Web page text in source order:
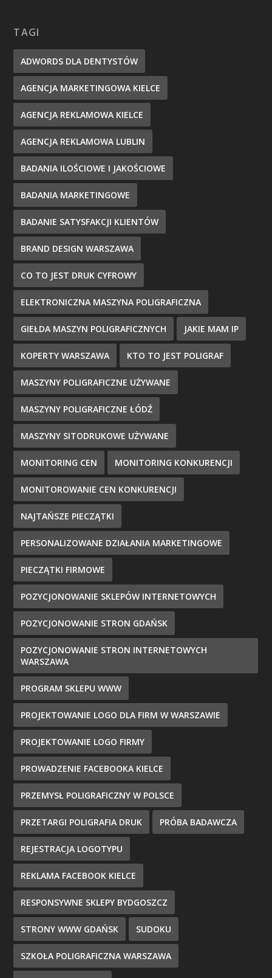
TAGI
ADWORDS DLA DENTYSTÓW
AGENCJA MARKETINGOWA KIELCE
AGENCJA REKLAMOWA KIELCE
AGENCJA REKLAMOWA LUBLIN
BADANIA ILOŚCIOWE I JAKOŚCIOWE
BADANIA MARKETINGOWE
BADANIE SATYSFAKCJI KLIENTÓW
BRAND DESIGN WARSZAWA
CO TO JEST DRUK CYFROWY
ELEKTRONICZNA MASZYNA POLIGRAFICZNA
GIEŁDA MASZYN POLIGRAFICZNYCH JAKIE MAM IP
KOPERTY WARSZAWA KTO TO JEST POLIGRAF
MASZYNY POLIGRAFICZNE UŻYWANE
MASZYNY POLIGRAFICZNE ŁÓDŹ
MASZYNY SITODRUKOWE UŻYWANE
MONITORING CEN MONITORING KONKURENCJI
MONITOROWANIE CEN KONKURENCJI
NAJTAŃSZE PIECZĄTKI
PERSONALIZOWANE DZIAŁANIA MARKETINGOWE
PIECZĄTKI FIRMOWE
POZYCJONOWANIE SKLEPÓW INTERNETOWYCH
POZYCJONOWANIE STRON GDAŃSK
POZYCJONOWANIE STRON INTERNETOWYCH
WARSZAWA
PROGRAM SKLEPU WWW
PROJEKTOWANIE LOGO DLA FIRM W WARSZAWIE
PROJEKTOWANIE LOGO FIRMY
PROWADZENIE FACEBOOKA KIELCE
PRZEMYSŁ POLIGRAFICZNY W POLSCE
PRZETARGI POLIGRAFIA DRUK PRÓBA BADAWCZA
REJESTRACJA LOGOTYPU
REKLAMA FACEBOOK KIELCE
RESPONSYWNE SKLEPY BYDGOSZCZ
STRONY WWW GDAŃSK SUDOKU
SZKOŁA POLIGRAFICZNA WARSZAWA